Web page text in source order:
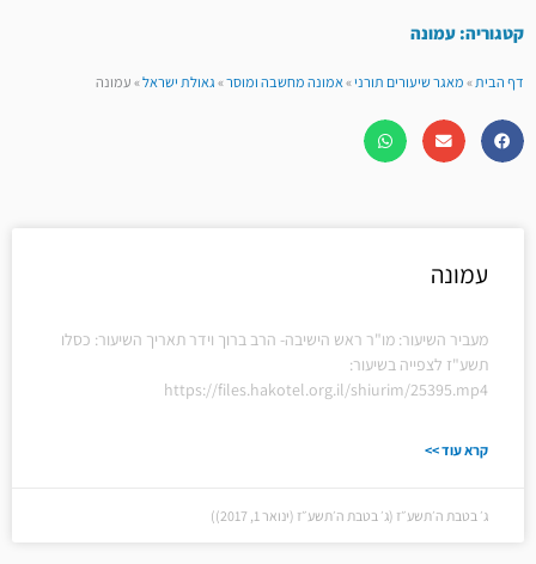
קטגוריה: עמונה
דף הבית»מאגר שיעורים תורני»אמונה מחשבה ומוסר»גאולת ישראל»עמונה
עמונה
מעביר השיעור: מו"ר ראש הישיבה- הרב ברוך וידר תאריך השיעור: כסלו
תשע"ז לצפייה בשיעור:
https://files.hakotel.org.il/shiurim/25395.mp4
קרא עוד >>
ג׳ בטבת ה׳תשע״ז (ג׳ בטבת ה׳תשע״ז (ינואר 1, 2017))